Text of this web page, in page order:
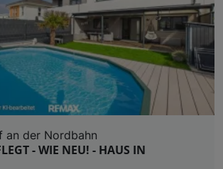
an der Nordbahn
- WIE NEU! - HAUS IN